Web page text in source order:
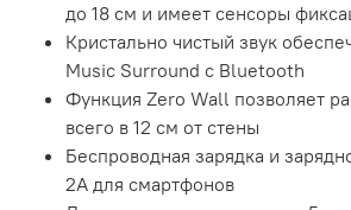
до 18 см и имеет сенсоры
Кристально чистый звук
Music Surround с Bluetooth
Функция Zero Wall позволяет
всего в 12 см от стены
Беспроводная зарядка и
2А для смартфонов